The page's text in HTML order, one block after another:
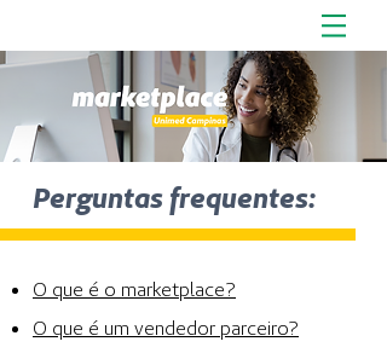
Perguntas frequentes:
O que é o marketplace?
O que é um vendedor parceiro?